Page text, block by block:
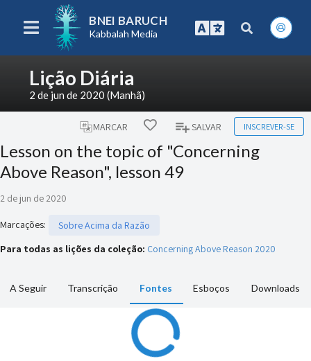
BNEI BARUCH
Kabbalah Media
Lição Diária
2 de jun de 2020 (Manhã)
MARCAR SALVAR INSCREVER-SE
Lesson on the topic of "Concerning
Above Reason", lesson 49
2 de jun de 2020
Marcações:
Sobre Acima da Razão
Para todas as lições da coleção: Concerning Above Reason 2020
A Seguir Transcrição Fontes Esboços Downloads